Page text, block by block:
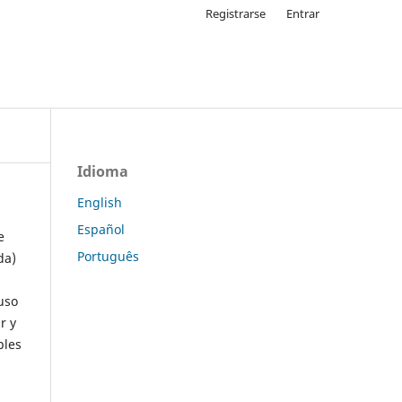
Registrarse Entrar
y
Idioma
English
Español
Português